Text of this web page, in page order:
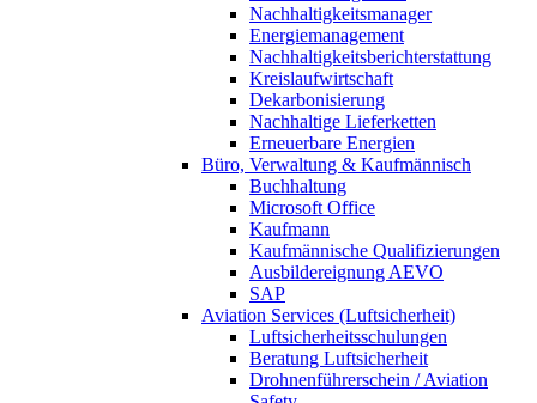
Nachhaltigkeitsmanager
Energiemanagement
Nachhaltigkeitsberichterstattung
Kreislaufwirtschaft
Dekarbonisierung
Nachhaltige Lieferketten
Erneuerbare Energien
Büro, Verwaltung & Kaufmännisch
Buchhaltung
Microsoft Office
Kaufmann
Kaufmännische Qualifizierungen
Ausbildereignung AEVO
SAP
Aviation Services (Luftsicherheit)
Luftsicherheitsschulungen
Beratung Luftsicherheit
Drohnenführerschein / Aviation